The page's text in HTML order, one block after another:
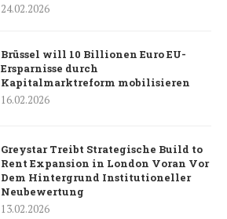
24.02.2026
Brüssel will 10 Billionen Euro EU-
Ersparnisse durch
Kapitalmarktreform mobilisieren
16.02.2026
Greystar Treibt Strategische Build to
Rent Expansion in London Voran Vor
Dem Hintergrund Institutioneller
Neubewertung
13.02.2026